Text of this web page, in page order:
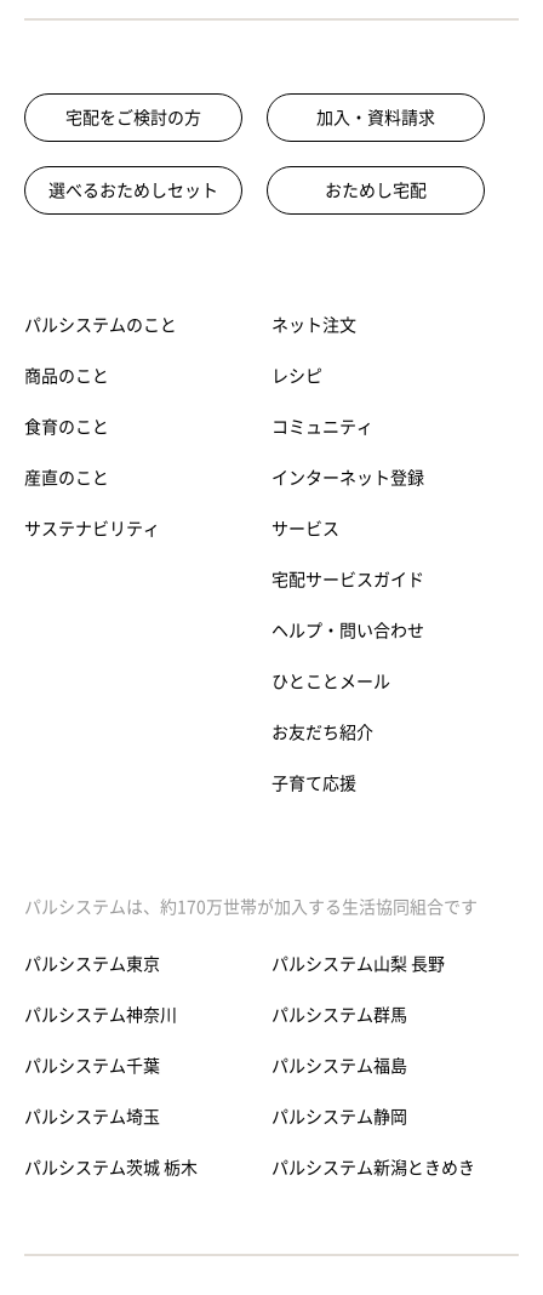
宅配をご検討の方 加入・資料請求
選べるおためしセット おためし宅配
パルシステムのこと
商品のこと
食育のこと
産直のこと
サステナビリティ
ネット注文
レシピ
コミュニティ
インターネット登録
サービス
宅配サービスガイド
ヘルプ・問い合わせ
ひとことメール
お友だち紹介
子育て応援
パルシステムは、約170万世帯が加入する生活協同組合です
パルシステム東京
パルシステム神奈川
パルシステム千葉
パルシステム埼玉
パルシステム茨城 栃木
パルシステム山梨 長野
パルシステム群馬
パルシステム福島
パルシステム静岡
パルシステム新潟ときめき